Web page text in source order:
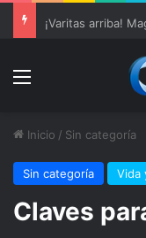
Menu
Inicio / Sin categoría
Sin categoría Vida
Claves